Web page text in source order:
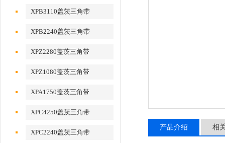
XPB3110盖茨三角带
XPB2240盖茨三角带
XPZ2280盖茨三角带
XPZ1080盖茨三角带
XPA1750盖茨三角带
XPC4250盖茨三角带
XPC2240盖茨三角带
产品介绍 相